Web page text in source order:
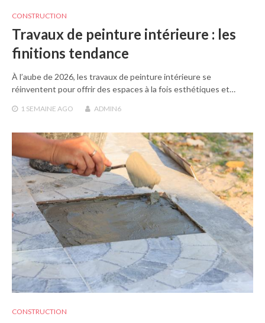
CONSTRUCTION
Travaux de peinture intérieure : les
finitions tendance
À l’aube de 2026, les travaux de peinture intérieure se
réinventent pour offrir des espaces à la fois esthétiques et…
1 SEMAINE AGO ADMIN6
CONSTRUCTION